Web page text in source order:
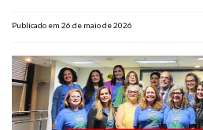
Publicado em 26 de maio de 2026
FacebookInstagramTwitter